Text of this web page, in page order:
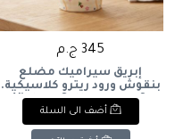
345 ج.م
إبريق سيراميك مضلع
بنقوش ورود ريترو كلاسيكية.
& : Vintage Cottagecore
Ribbed Floral Ceramic
Pitcher.
أضف الى السلة